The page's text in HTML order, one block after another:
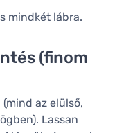
mindkét lábra.
(finom
az elülső,
Lassan